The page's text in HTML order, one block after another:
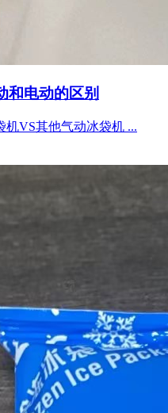
和电动的区别
机VS其他气动冰袋机 ...